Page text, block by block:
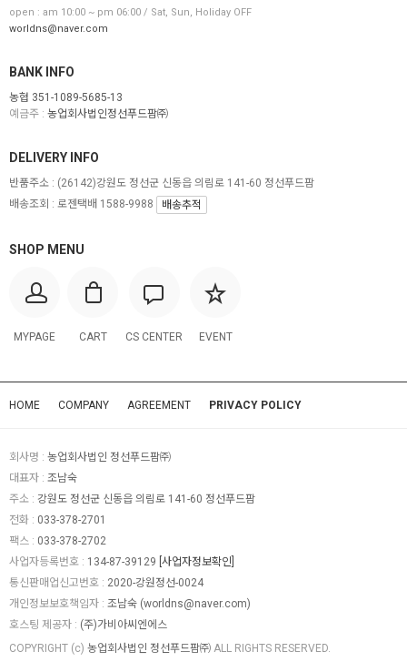
open : am 10:00 ~ pm 06:00 / Sat, Sun, Holiday OFF
worldns@naver.com
BANK INFO
농협 351-1089-5685-13
예금주 : 농업회사법인정선푸드팜㈜
SHOP MENU
MYPAGE CART CS CENTER EVENT
DELIVERY INFO
반품주소 : (26142)강원도 정선군 신동읍 의림로 141-60 정선푸드팜
배송조회 : 로젠택배 1588-9988
배송추적
HOME COMPANY AGREEMENT PRIVACY POLICY
회사명 : 농업회사법인 정선푸드팜㈜
대표자 : 조남숙
주소 : 강원도 정선군 신동읍 의림로 141-60 정선푸드팜
전화 : 033-378-2701
팩스 : 033-378-2702
사업자등록번호 : 134-87-39129 [사업자정보확인]
통신판매업신고번호 : 2020-강원정선-0024
개인정보보호책임자 : 조남숙 (worldns@naver.com)
호스팅 제공자 : (주)가비아씨엔에스
COPYRIGHT (c) 농업회사법인 정선푸드팜㈜ ALL RIGHTS RESERVED.